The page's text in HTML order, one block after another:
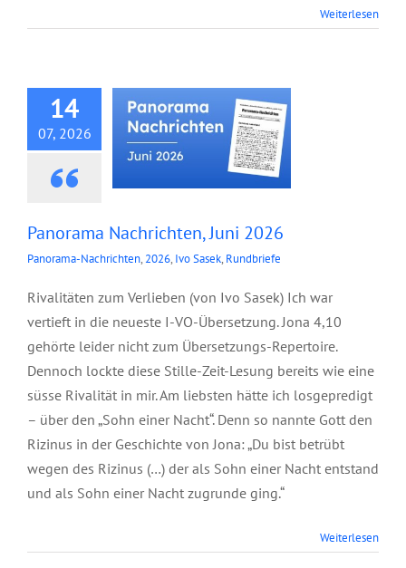
Weiterlesen
14
07, 2026
Panorama Nachrichten, Juni 2026
Panorama-Nachrichten, 2026, Ivo Sasek, Rundbriefe
Rivalitäten zum Verlieben (von Ivo Sasek) Ich war
vertieft in die neueste I-VO-Übersetzung. Jona 4,10
gehörte leider nicht zum Übersetzungs-Repertoire.
Dennoch lockte diese Stille-Zeit-Lesung bereits wie eine
süsse Rivalität in mir. Am liebsten hätte ich losgepredigt
– über den „Sohn einer Nacht“. Denn so nannte Gott den
Rizinus in der Geschichte von Jona: „Du bist betrübt
wegen des Rizinus (…) der als Sohn einer Nacht entstand
und als Sohn einer Nacht zugrunde ging.“
Weiterlesen